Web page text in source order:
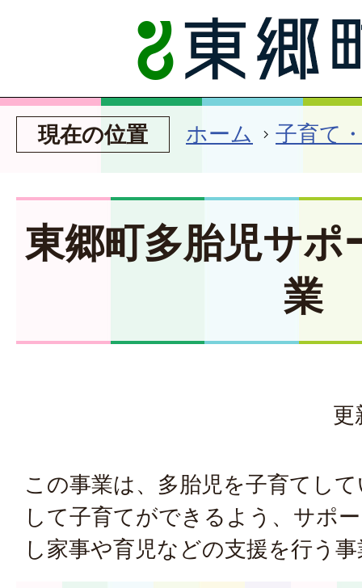
現在の位置 ホーム 子育て
東郷町多胎児サポ
業
更
この事業は、多胎児を子育てし
して子育てができるよう、サポ
し家事や育児などの支援を行う